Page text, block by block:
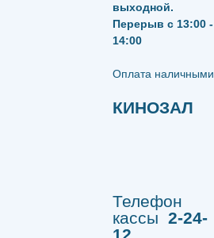
выходной.
Перерыв с 13:00 -
14:00
​​​​​​​Оплата наличными.
КИНОЗАЛ
Телефон
кассы 2-24-